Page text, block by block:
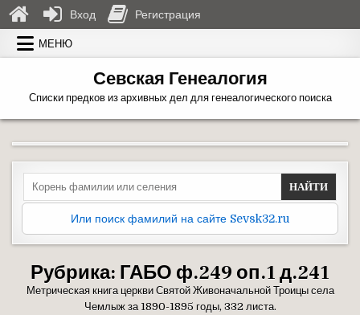
Перейти к содержимому
МЕНЮ
Севская Генеалогия
Списки предков из архивных дел для генеалогического поиска
Search for:
Или поиск фамилий на сайте Sevsk32.ru
Рубрика: ГАБО ф.249 оп.1 д.241
Метрическая книга церкви Святой Живоначальной Троицы села
Чемлыж за 1890-1895 годы, 332 листа.
Вход Регистрация